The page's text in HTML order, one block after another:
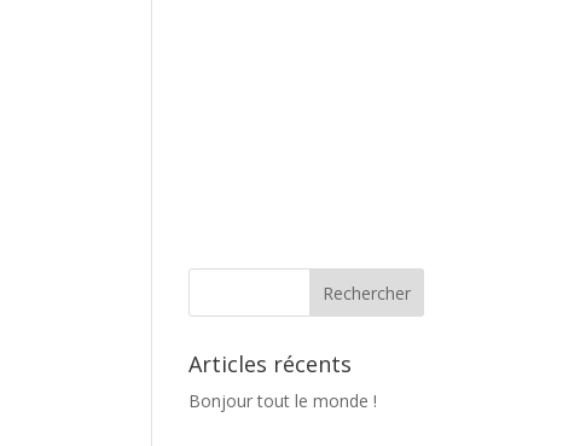
Articles récents
Bonjour tout le monde !